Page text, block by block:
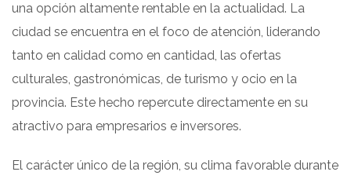
una opción altamente rentable en la actualidad. La
ciudad se encuentra en el foco de atención, liderando
tanto en calidad como en cantidad, las ofertas
culturales, gastronómicas, de turismo y ocio en la
provincia. Este hecho repercute directamente en su
atractivo para empresarios e inversores.
El carácter único de la región, su clima favorable durante